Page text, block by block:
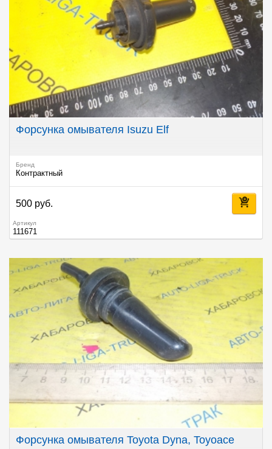
Форсунка омывателя Isuzu Elf
Бренд
Контрактный
500 руб.
Артикул
111671
Форсунка омывателя Toyota Dyna, Toyoace